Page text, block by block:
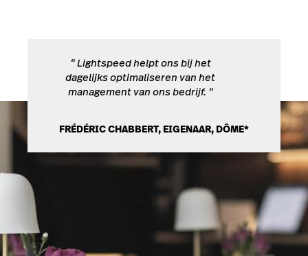
“Lightspeed helpt ons bij het
dagelijks optimaliseren van het
management van ons bedrijf. ”
FRÉDÉRIC CHABBERT, EIGENAAR, DÔME*